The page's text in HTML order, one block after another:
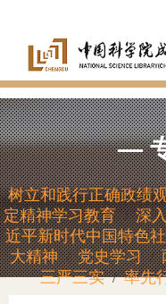
心
概
况
服
务
中
心
新
闻
动
态
研
究
成
人
才
党
—
树立和践行正确政绩
定精神学习教育 / 深
近平新时代中国特色
大精神 / 党史学习 /
三严三实 / 率先